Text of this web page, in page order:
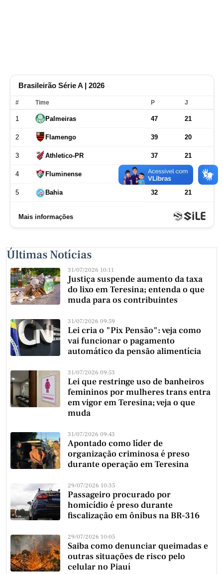
Últimas Notícias
31/07/2026 10:11
Justiça suspende aumento da taxa
do lixo em Teresina; entenda o que
muda para os contribuintes
31/07/2026 09:59
Lei cria o "Pix Pensão": veja como
vai funcionar o pagamento
automático da pensão alimentícia
31/07/2026 09:53
Lei que restringe uso de banheiros
femininos por mulheres trans entra
em vigor em Teresina; veja o que
muda
31/07/2026 09:43
Apontado como líder de
organização criminosa é preso
durante operação em Teresina
29/07/2026 10:35
Passageiro procurado por
homicídio é preso durante
fiscalização em ônibus na BR-316
29/07/2026 10:05
Saiba como denunciar queimadas e
outras situações de risco pelo
celular no Piauí